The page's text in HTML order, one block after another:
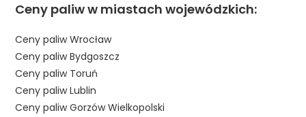
Ceny paliw w miastach wojewódzkich:
Ceny paliw Wrocław
Ceny paliw Bydgoszcz
Ceny paliw Toruń
Ceny paliw Lublin
Ceny paliw Gorzów Wielkopolski